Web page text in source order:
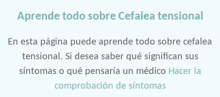
Aprende todo sobre Cefalea tensional
En esta página puede aprende todo sobre cefalea
tensional. Si desea saber qué significan sus
síntomas o qué pensaría un médico Hacer la
comprobación de síntomas